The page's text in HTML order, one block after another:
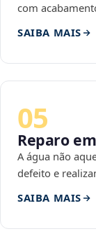
com
SAIBA MAIS
05
Reparo
A água não
defeito e
SAIBA MAIS